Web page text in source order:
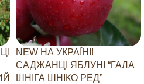
NEW НА УКРАЇНІ!
САДЖАНЦІ ЯБЛУНІ “ГАЛА
ШНІГА ШНІКО РЕД”